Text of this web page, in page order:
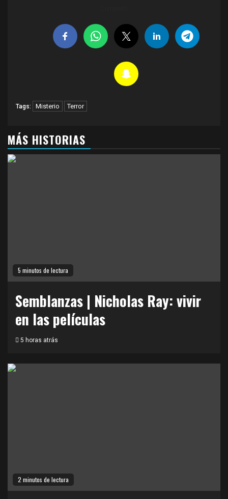
Tags: Misterio Terror
MÁS HISTORIAS
5 minutos de lectura
Semblanzas | Nicholas Ray: vivir
en las películas
5 horas atrás
2 minutos de lectura